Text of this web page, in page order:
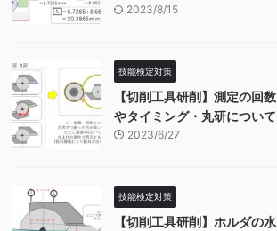
2023/8/15
技能検定対策
【切削工具研削】測定の回数
やタイミング・丸研について
2023/6/27
技能検定対策
【切削工具研削】ホルダの水